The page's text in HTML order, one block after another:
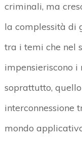
criminali, ma
la complessità di
tra i temi che nel
impensieriscono i
soprattutto,
interconnessione
mondo